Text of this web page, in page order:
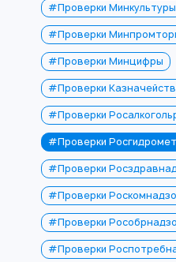
#Проверки Минкультуры
#Проверки
#Проверки Минцифры
#Проверки
#Проверки
#Проверки
#Проверки
#Проверки
#Проверки
#Проверки